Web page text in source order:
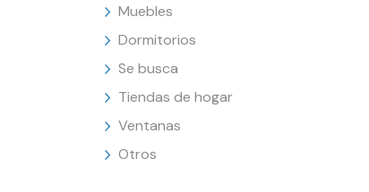
Muebles
Dormitorios
Se busca
Tiendas de hogar
Ventanas
Otros